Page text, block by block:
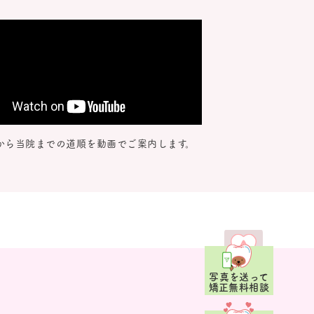
当院までの道順を動画でご案内します。
写真を送って
矯正無料相談